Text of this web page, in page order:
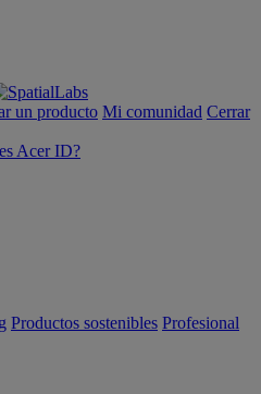
un producto Mi comunidad Cerrar
Acer ID?
Productos sostenibles Profesional